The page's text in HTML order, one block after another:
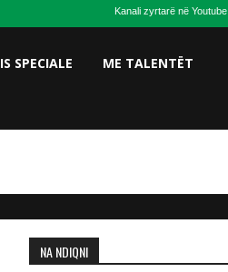
Kanali zyrtarë në Youtube
IS SPECIALE ME TALENTËT
NA NDIQNI